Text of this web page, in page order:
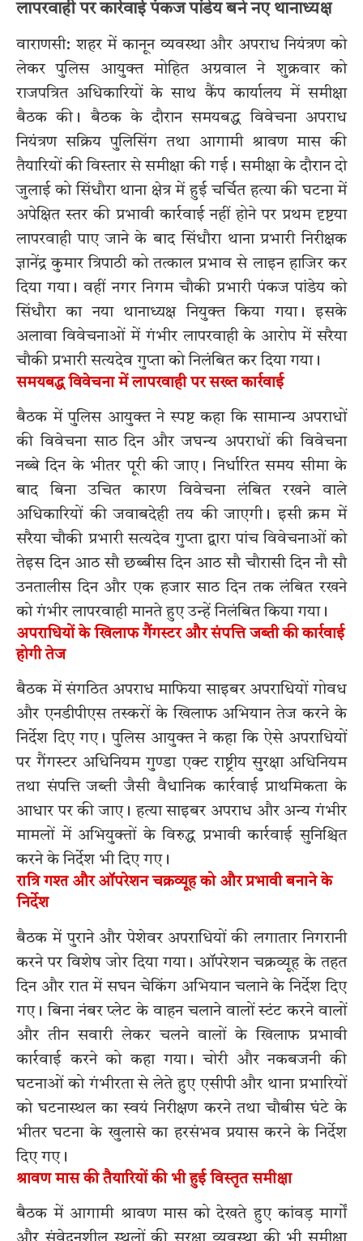
लापरवाही पर कार्रवाई पंकज पांडेय बने नए थानाध्यक्ष
वाराणसी: शहर में कानून व्यवस्था और अपराध नियंत्रण को
लेकर पुलिस आयुक्त मोहित अग्रवाल ने शुक्रवार को
राजपत्रित अधिकारियों के साथ कैंप कार्यालय में समीक्षा
बैठक की। बैठक के दौरान समयबद्ध विवेचना अपराध
नियंत्रण सक्रिय पुलिसिंग तथा आगामी श्रावण मास की
तैयारियों की विस्तार से समीक्षा की गई। समीक्षा के दौरान दो
जुलाई को सिंधौरा थाना क्षेत्र में हुई चर्चित हत्या की घटना में
अपेक्षित स्तर की प्रभावी कार्रवाई नहीं होने पर प्रथम दृष्टया
लापरवाही पाए जाने के बाद सिंधौरा थाना प्रभारी निरीक्षक
ज्ञानेंद्र कुमार त्रिपाठी को तत्काल प्रभाव से लाइन हाजिर कर
दिया गया। वहीं नगर निगम चौकी प्रभारी पंकज पांडेय को
सिंधौरा का नया थानाध्यक्ष नियुक्त किया गया। इसके
अलावा विवेचनाओं में गंभीर लापरवाही के आरोप में सरैया
चौकी प्रभारी सत्यदेव गुप्ता को निलंबित कर दिया गया।
समयबद्ध विवेचना में लापरवाही पर सख्त कार्रवाई
बैठक में पुलिस आयुक्त ने स्पष्ट कहा कि सामान्य अपराधों
की विवेचना साठ दिन और जघन्य अपराधों की विवेचना
नब्बे दिन के भीतर पूरी की जाए। निर्धारित समय सीमा के
बाद बिना उचित कारण विवेचना लंबित रखने वाले
अधिकारियों की जवाबदेही तय की जाएगी। इसी क्रम में
सरैया चौकी प्रभारी सत्यदेव गुप्ता द्वारा पांच विवेचनाओं को
तेइस दिन आठ सौ छब्बीस दिन आठ सौ चौरासी दिन नौ सौ
उनतालीस दिन और एक हजार साठ दिन तक लंबित रखने
को गंभीर लापरवाही मानते हुए उन्हें निलंबित किया गया।
अपराधियों के खिलाफ गैंगस्टर और संपत्ति जब्ती की कार्रवाई
होगी तेज
बैठक में संगठित अपराध माफिया साइबर अपराधियों गोवध
और एनडीपीएस तस्करों के खिलाफ अभियान तेज करने के
निर्देश दिए गए। पुलिस आयुक्त ने कहा कि ऐसे अपराधियों
पर गैंगस्टर अधिनियम गुण्डा एक्ट राष्ट्रीय सुरक्षा अधिनियम
तथा संपत्ति जब्ती जैसी वैधानिक कार्रवाई प्राथमिकता के
आधार पर की जाए। हत्या साइबर अपराध और अन्य गंभीर
मामलों में अभियुक्तों के विरुद्ध प्रभावी कार्रवाई सुनिश्चित
करने के निर्देश भी दिए गए।
रात्रि गश्त और ऑपरेशन चक्रव्यूह को और प्रभावी बनाने के
निर्देश
बैठक में पुराने और पेशेवर अपराधियों की लगातार निगरानी
करने पर विशेष जोर दिया गया। ऑपरेशन चक्रव्यूह के तहत
दिन और रात में सघन चेकिंग अभियान चलाने के निर्देश दिए
गए। बिना नंबर प्लेट के वाहन चलाने वालों स्टंट करने वालों
और तीन सवारी लेकर चलने वालों के खिलाफ प्रभावी
कार्रवाई करने को कहा गया। चोरी और नकबजनी की
घटनाओं को गंभीरता से लेते हुए एसीपी और थाना प्रभारियों
को घटनास्थल का स्वयं निरीक्षण करने तथा चौबीस घंटे के
भीतर घटना के खुलासे का हरसंभव प्रयास करने के निर्देश
दिए गए।
श्रावण मास की तैयारियों की भी हुई विस्तृत समीक्षा
बैठक में आगामी श्रावण मास को देखते हुए कांवड़ मार्गों